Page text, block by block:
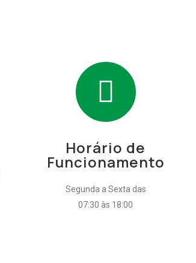
Horário de
Funcionamento
Segunda a Sexta das
07:30 às 18:00